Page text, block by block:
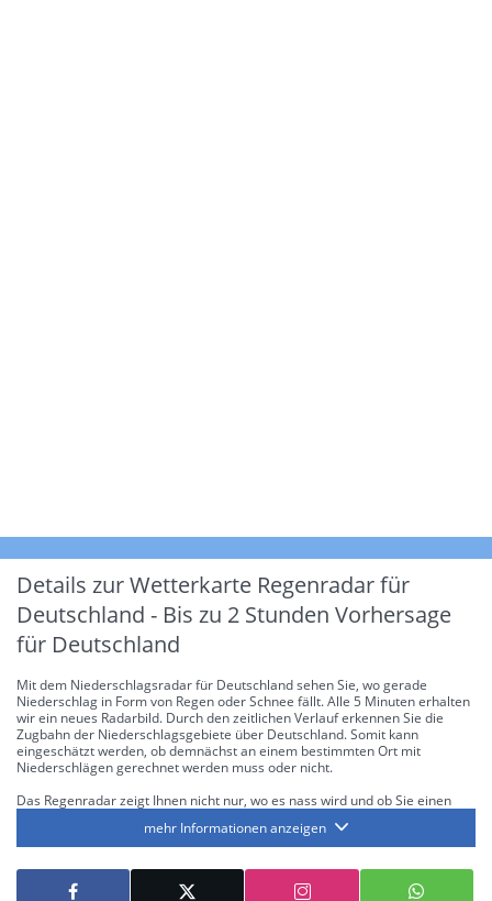
Details zur Wetterkarte Regenradar für
Deutschland - Bis zu 2 Stunden Vorhersage
für Deutschland
Mit dem Niederschlagsradar für Deutschland sehen Sie, wo gerade
Niederschlag in Form von Regen oder Schnee fällt. Alle 5 Minuten erhalten
wir ein neues Radarbild. Durch den zeitlichen Verlauf erkennen Sie die
Zugbahn der Niederschlagsgebiete über Deutschland. Somit kann
eingeschätzt werden, ob demnächst an einem bestimmten Ort mit
Niederschlägen gerechnet werden muss oder nicht.
Das Regenradar zeigt Ihnen nicht nur, wo es nass wird und ob Sie einen
die Niederschlagsintensität. Diese bezieht sich laut offiziellen Richtlinien
jeweils auf die Niederschlagsmenge in l/m² pro Stunde Regen- bzw.
Schneefall. Die 6 Stufen sind wie folgt gegliedert: Die hellen Blautöne
symbolisieren leichte bis mäßige Regen- bzw. Schneefälle mit einer
mehr Informationen anzeigen